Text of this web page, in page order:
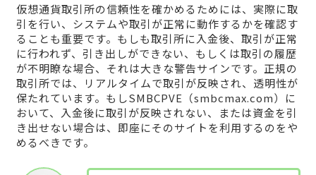
仮想通貨取引所の信頼性を確かめるためには、実際に取
引を行い、システムや取引が正常に動作するかを確認す
ることも重要です。もしも取引所に入金後、取引が正常
に行われず、引き出しができない、もしくは取引の履歴
が不明瞭な場合、それは大きな警告サインです。正規の
取引所では、リアルタイムで取引が反映され、透明性が
保たれています。もしSMBCPVE（smbcmax.com）に
おいて、入金後に取引が反映されない、または資金を引
き出せない場合は、即座にそのサイトを利用するのをや
めるべきです。